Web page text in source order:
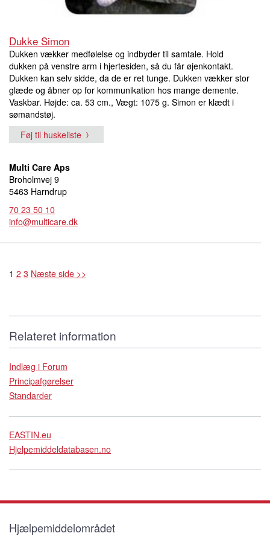
Dukke Simon
Dukken vækker medfølelse og indbyder til samtale. Hold
dukken på venstre arm i hjertesiden, så du får øjenkontakt.
Dukken kan selv sidde, da de er ret tunge. Dukken vækker stor
glæde og åbner op for kommunikation hos mange demente.
Vaskbar. Højde: ca. 53 cm., Vægt: 1075 g. Simon er klædt i
sømandstøj.
Føj til huskeliste
Multi Care Aps
Broholmvej 9
5463 Harndrup
70 23 50 10
info@multicare.dk
1 2 3 Næste side >>
Relateret information
Indlæg i Forum
Principafgørelser
Standarder
EASTIN.eu
Hjelpemiddeldatabasen.no
Hjælpemiddelområdet